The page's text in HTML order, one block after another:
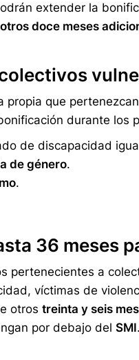
extender la
otros doce meses
propia que
durante los
de discapacidad
de género.
.
36 meses
pertenecientes a
víctimas de
otros treinta y seis
por debajo del SMI.